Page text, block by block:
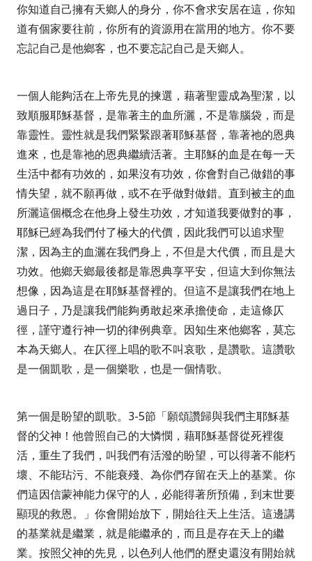
你知道自己擁有天鄉人的身分，你不會求安居在這，你知
道有個家要往前，你所有的資源用在當用的地方。你不要
忘記自己是他鄉客，也不要忘記自己是天鄉人。
一個人能夠活在上帝先見的揀選，藉著聖靈成為聖潔，以
致順服耶穌基督，是靠著主的血所灑，不是靠腦袋，而是
靠靈性。靈性就是我們緊緊跟著耶穌基督，靠著祂的恩典
進來，也是靠祂的恩典繼續活著。主耶穌的血是在每一天
生活中都有功效的，如果沒有功效，你會對自己做錯的事
情失望，就不願再做，或不在乎做對做錯。直到被主的血
所灑這個概念在他身上發生功效，才知道我要做對的事，
耶穌已經為我們付了極大的代價，因此我們可以追求聖
潔，因為主的血灑在我們身上，不但是大代價，而且是大
功效。他鄉天鄉最後都是靠恩典享平安，但這大到你無法
想像，因為這是在耶穌基督裡的。但這不是讓我們在地上
過日子，乃是讓我們能夠勇敢起來承擔使命，走這條仄
徑，謹守遵行神一切的律例典章。因知生來他鄉客，莫忘
本為天鄉人。在仄徑上唱的歌不叫哀歌，是讚歌。這讚歌
是一個凱歌，是一個樂歌，也是一個情歌。
第一個是盼望的凱歌。3-5節 「願頌讚歸與我們主耶穌基
督的父神！他曾照自己的大憐憫，藉耶穌基督從死裡復
活，重生了我們，叫我們有活潑的盼望，可以得著不能朽
壞、不能玷污、不能衰殘、為你們存留在天上的基業。你
們這因信蒙神能力保守的人，必能得著所預備，到末世要
顯現的救恩。」 你會開始放下，開始往天上生活。這邊講
的基業就是繼業，就是能繼承的，而且是存在天上的繼
業。按照父神的先見，以色列人他們的歷史還沒有開始就